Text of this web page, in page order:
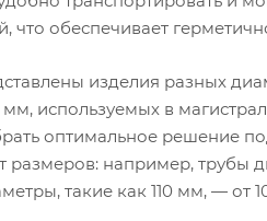
что обеспечивает
изделия разных
мм, используемых в
оптимальное решение
размеров: например,
такие как 110 мм, — от